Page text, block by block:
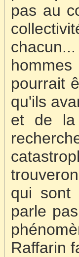
pas au
pourrait
qu'ils
et de la
qui sont
parle
Raffarin